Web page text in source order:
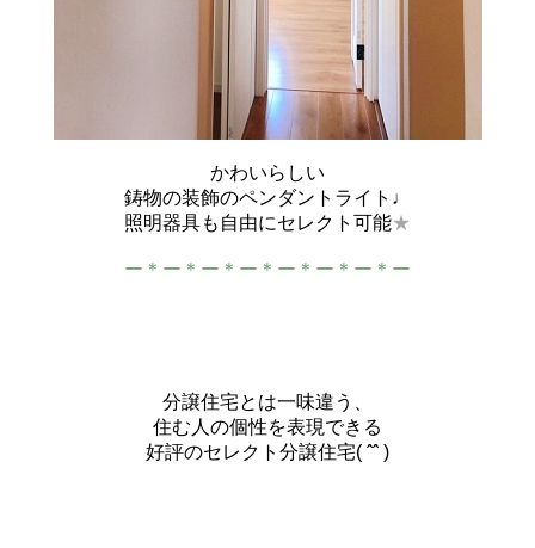
かわいらしい
鋳物の装飾のペンダントライト♩
照明器具も自由にセレクト可能★
ー＊ー＊ー＊ー＊ー＊ー＊ー＊ー
分譲住宅とは一味違う、
住む人の個性を表現できる
好評のセレクト分譲住宅( ˆˆ )